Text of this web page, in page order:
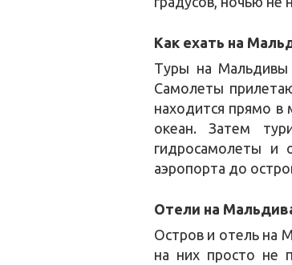
Как ехать на
Туры на Мальдивы
Самолеты
находится прямо
океан. Затем
гидросамолеты и
аэропорта до
Отели на
Остров и отель на
на них просто не